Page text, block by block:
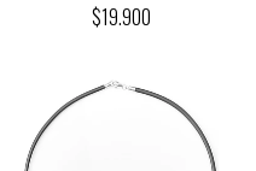
$19.900